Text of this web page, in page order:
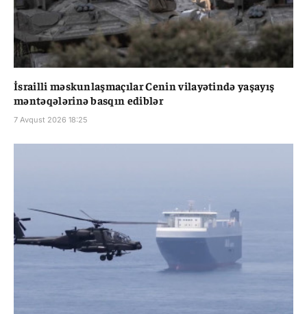
İsrailli məskunlaşmaçılar Cenin vilayətində yaşayış
məntəqələrinə basqın ediblər
7 Avqust 2026 18:25